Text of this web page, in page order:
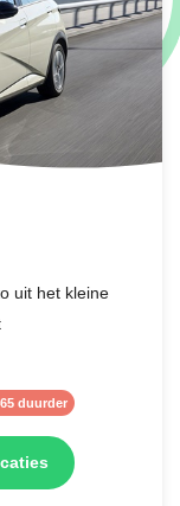
uit het kleine
duurder